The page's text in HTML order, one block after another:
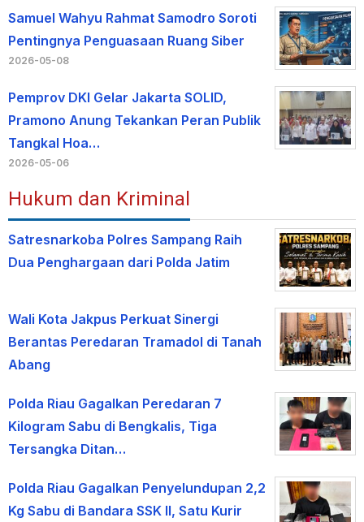
Samuel Wahyu Rahmat Samodro Soroti
Pentingnya Penguasaan Ruang Siber
2026-05-08
Pemprov DKI Gelar Jakarta SOLID,
Pramono Anung Tekankan Peran Publik
Tangkal Hoa…
2026-05-06
Hukum dan Kriminal
Satresnarkoba Polres Sampang Raih
Dua Penghargaan dari Polda Jatim
Wali Kota Jakpus Perkuat Sinergi
Berantas Peredaran Tramadol di Tanah
Abang
Polda Riau Gagalkan Peredaran 7
Kilogram Sabu di Bengkalis, Tiga
Tersangka Ditan…
Polda Riau Gagalkan Penyelundupan 2,2
Kg Sabu di Bandara SSK II, Satu Kurir